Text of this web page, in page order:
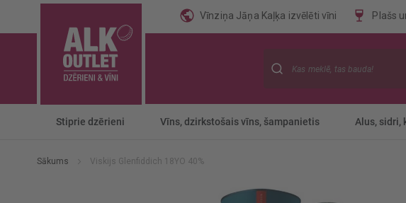
Vīnziņa Jāņa Kaļķa izvēlēti vīni Plašs
Stiprie dzērieni Vīns, dzirkstošais vīns, šampanietis Alus, sidri,
Sākums Viskijs Glenfiddich 18YO 40%